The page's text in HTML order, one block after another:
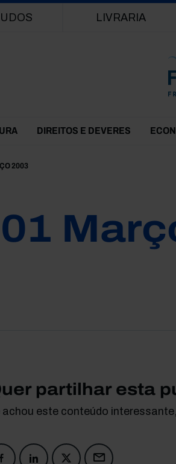
LIVRARIA
DIREITOS E DEVERES
2003
01
partilhar esta
achou este conteúdo